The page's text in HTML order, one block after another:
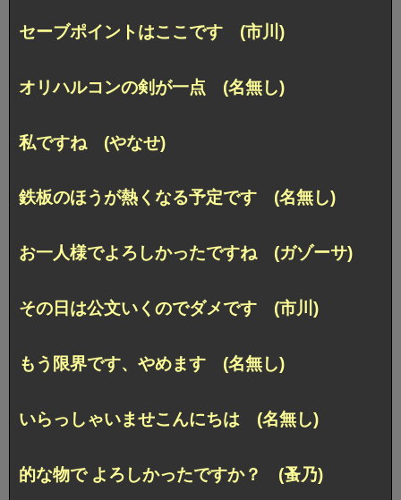
セーブポイントはここです (市川)
オリハルコンの剣が一点 (名無し)
私ですね (やなせ)
鉄板のほうが熱くなる予定です (名無し)
お一人様でよろしかったですね (ガゾーサ)
その日は公文いくのでダメです (市川)
もう限界です、やめます (名無し)
いらっしゃいませこんにちは (名無し)
的な物で よろしかったですか？ (蚤乃)